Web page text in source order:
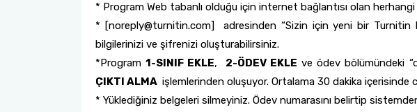
* Program Web tabanlı olduğu için internet bağlantısı olan
* [noreply@turnitin.com] adresinden “Sizin için yeni bir Turnitin
bilgilerinizi ve şifrenizi oluşturabilirsiniz.
*Program1-SINIF EKLE, 2-ÖDEV EKLE ve ödev bölümündeki
ÇIKTI ALMA işlemlerinden oluşuyor. Ortalama 30 dakika içerisinde
* Yüklediğiniz belgeleri silmeyiniz. Ödev numarasını belirtip
Organizasyon Şeması
Tez Veri Giriş Formu
Tez Savunma ve Yeterlik Sınavlarının E-İmza ile Yürütülmesi
YÖK Ulusal Tez Merkezi